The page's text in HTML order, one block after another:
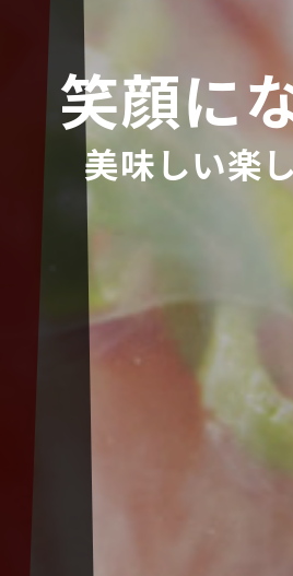
笑顔に
美味しい楽